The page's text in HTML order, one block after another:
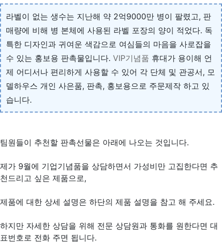
라벨이 없는 생수는 지난해 약 2억9000만 병이 팔렸고, 판
매량에 비해 병 본체에 사용된 라벨 포장의 양이 적었다. 독
특한 디자인과 귀여운 색감으로 여심들의 마음을 사로잡을
수 있는 홍보용 판촉물입니다. VIP기념품 휴대가 용이해 언
제 어디서나 편리하게 사용할 수 있어 각 단체 및 관공서, 모
델하우스 개인 사은품, 판촉, 홍보용으로 주문제작 하고 있
습니다.
팀원들이 추천할 판촉선물은 아래에 나오는 것입니다.
제가 9월에 기업기념품을 상담하면서 가성비만 고집한다면 추
천드리고 싶은 제품으로,
제품에 대한 상세 설명은 하단의 제품 설명을 참고 해 주세요.
하지만 자세한 상담을 위해 전문 상담원과 통화를 원한다면 대
표번호로 전화 주면 됩니다.